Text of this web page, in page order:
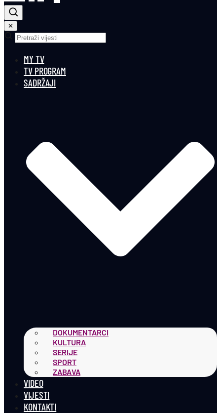
✕
MY TV
TV PROGRAM
SADRŽAJI
DOKUMENTARCI
KULTURA
SERIJE
SPORT
ZABAVA
VIDEO
VIJESTI
KONTAKTI